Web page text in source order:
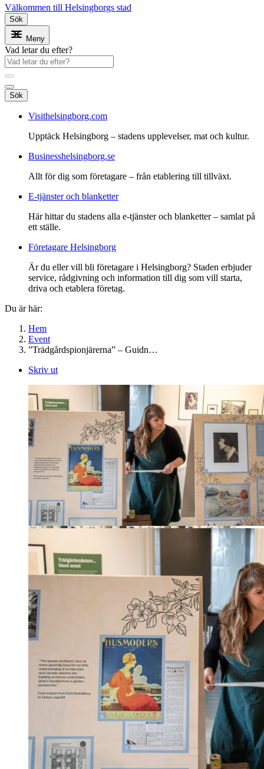
Välkommen till Helsingborgs stad
Sök
Meny
Vad letar du efter?
Sök
Visithelsingborg.com
Upptäck Helsingborg – stadens upplevelser, mat och kultur.
Businesshelsingborg.se
Allt för dig som företagare – från etablering till tillväxt.
E-tjänster och blanketter
Här hittar du stadens alla e-tjänster och blanketter – samlat på
ett ställe.
Företagare Helsingborg
Är du eller vill bli företagare i Helsingborg? Staden erbjuder
service, rådgivning och information till dig som vill starta,
driva och etablera företag.
Du är här:
Hem
Event
”Trädgårdspionjärerna” – Guidn…
Skriv ut